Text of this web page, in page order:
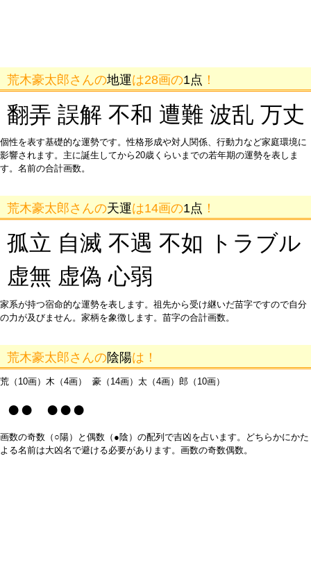
荒木豪太郎さんの地運は28画の1点 ！
翻弄 誤解 不和 遭難 波乱 万丈
個性を表す基礎的な運勢です。性格形成や対人関係、行動力など家庭環境に
影響されます。主に誕生してから20歳くらいまでの若年期の運勢を表しま
す。名前の合計画数。
荒木豪太郎さんの天運は14画の1点 ！
孤立 自滅 不遇 不如 トラブル
虚無 虚偽 心弱
家系が持つ宿命的な運勢を表します。祖先から受け継いだ苗字ですので自分
の力が及びません。家柄を象徴します。苗字の合計画数。
荒木豪太郎さんの陰陽は！
荒（10画）木（4画） 豪（14画）太（4画）郎（10画）
●● ●●●
画数の奇数（○陽）と偶数（●陰）の配列で吉凶を占います。どちらかにかた
よる名前は大凶名で避ける必要があります。画数の奇数偶数。